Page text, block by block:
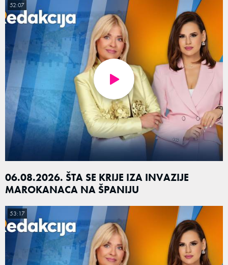
06.08.2026. ŠTA SE KRIJE IZA INVAZIJE
MAROKANACA NA ŠPANIJU
52:07
53:17